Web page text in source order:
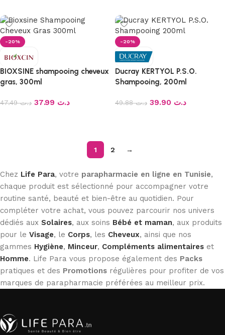
-20%
BIOXSINE shampooing cheveux
gras, 300ml
د.ت47.49 د.ت
-20%
Ducray KERTYOL P.S.O.
Shampooing, 200ml
د.ت49.88 د.ت
1 2 →
Chez Life Para, votre parapharmacie en ligne en Tunisie,
chaque produit est sélectionné pour accompagner votre
routine santé, beauté et bien-être au quotidien. Pour
compléter votre achat, vous pouvez parcourir nos univers
dédiés aux Solaires, aux soins Bébé et maman, aux produits
pour le Visage, le Corps, les Cheveux, ainsi que nos
gammes Hygiène, Minceur, Compléments alimentaires et
Homme. Life Para vous propose également des Packs
pratiques et des Promotions régulières pour profiter de vos
marques de parapharmacie préférées au meilleur prix.